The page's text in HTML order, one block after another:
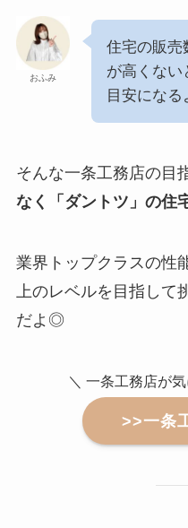
おふみ
住宅の販売
が高くない
目安になる
そんな一条工務店の目
なく「ダントツ」の住
業界トップクラスの性
上のレベルを目指して
だよ◎
＼ 一条工務店が
>>一条